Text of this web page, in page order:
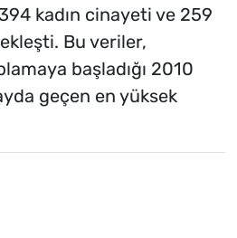
kadın cinayeti ve 259
Bu veriler,
başladığı 2010
geçen en yüksek